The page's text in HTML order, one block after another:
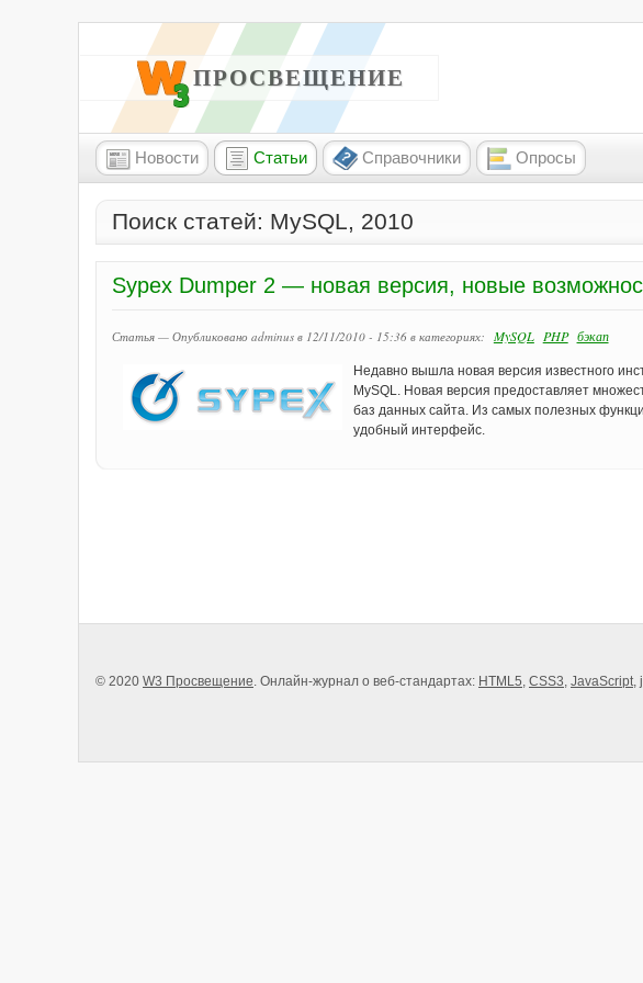
W3 ПРОСВЕЩЕНИЕ
Новости Статьи Справочники Опросы
Поиск статей: MySQL, 2010
Sypex Dumper 2 — новая версия, новые
Статья — Опубликовано adminus в 12/11/2010 - 15:36 в категориях: MySQL PHP бэкап
Недавно вышла новая версия известного
MySQL. Новая версия предоставляет
баз данных сайта. Из самых полезных
удобный интерфейс.
© 2020 W3 Просвещение . Онлайн-журнал о веб-стандартах: HTML5 CSS3 JavaScript